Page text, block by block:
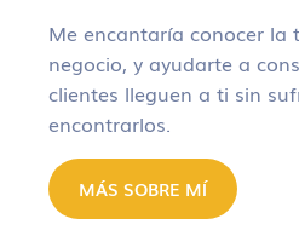
Me encantaría conocer la
negocio, y ayudarte a
clientes lleguen a ti sin
encontrarlos.
MÁS SOBRE MÍ